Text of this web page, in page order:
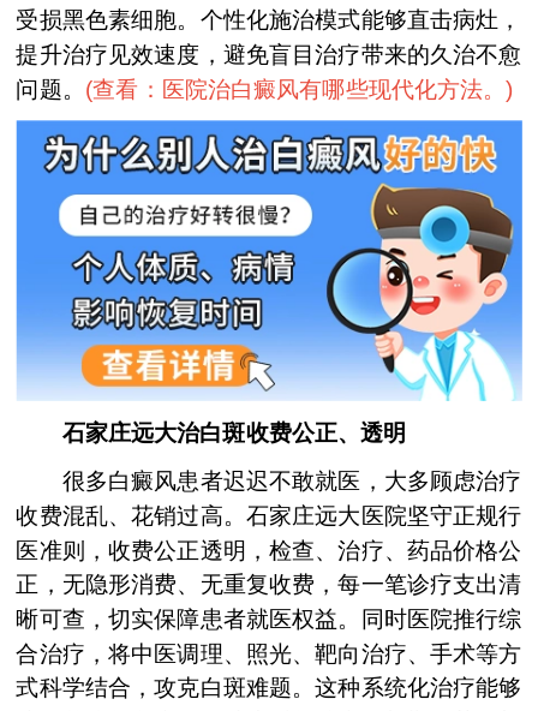
受损黑色素细胞。个性化施治模式能够直击病灶，
提升治疗见效速度，避免盲目治疗带来的久治不愈
问题。 (查看：医院治白癜风有哪些现代化方法。)
石家庄远大治白斑收费公正、透明
很多白癜风患者迟迟不敢就医，大多顾虑治疗
收费混乱、花销过高。石家庄远大医院坚守正规行
医准则，收费公正透明，检查、治疗、药品价格公
正，无隐形消费、无重复收费，每一笔诊疗支出清
晰可查，切实保障患者就医权益。同时医院推行综
合治疗，将中医调理、照光、靶向治疗、手术等方
式科学结合，攻克白斑难题。这种系统化治疗能够